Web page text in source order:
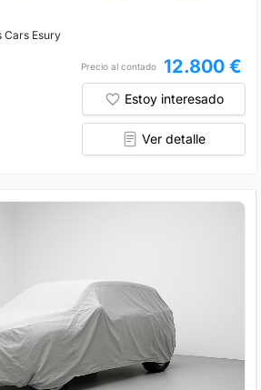
Cars Esury
Precio al contado 12.800 €
Estoy interesado
Ver detalle